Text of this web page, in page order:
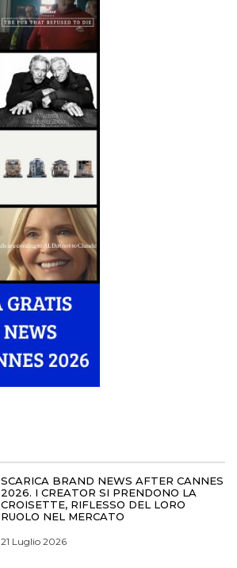
SCARICA BRAND NEWS AFTER CANNES
2026. I CREATOR SI PRENDONO LA
CROISETTE, RIFLESSO DEL LORO
RUOLO NEL MERCATO
21 Luglio 2026